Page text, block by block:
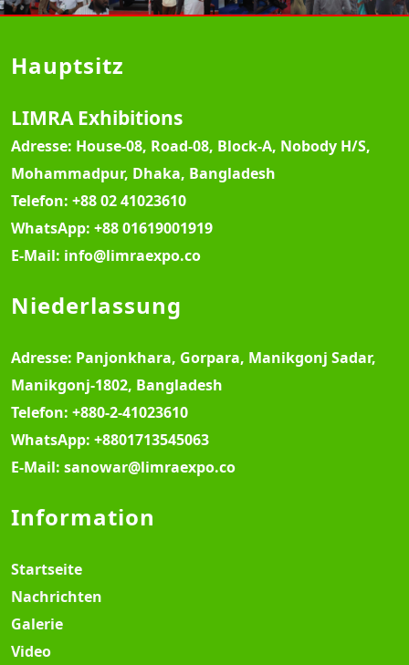
Hauptsitz
LIMRA Exhibitions
Adresse: House-08, Road-08, Block-A, Nobody H/S,
Mohammadpur, Dhaka, Bangladesh
Telefon: +88 02 41023610
WhatsApp: +88 01619001919
E-Mail: info@limraexpo.co
Niederlassung
Adresse: Panjonkhara, Gorpara, Manikgonj Sadar,
Manikgonj-1802, Bangladesh
Telefon: +880-2-41023610
WhatsApp: +8801713545063
E-Mail: sanowar@limraexpo.co
Information
Startseite
Nachrichten
Galerie
Video